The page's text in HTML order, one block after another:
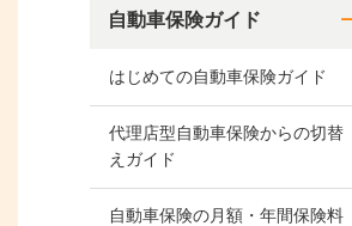
自動車保険ガイド
はじめての自動車保険ガイド
代理店型自動車保険からの切替
えガイド
自動車保険の月額・年間保険料